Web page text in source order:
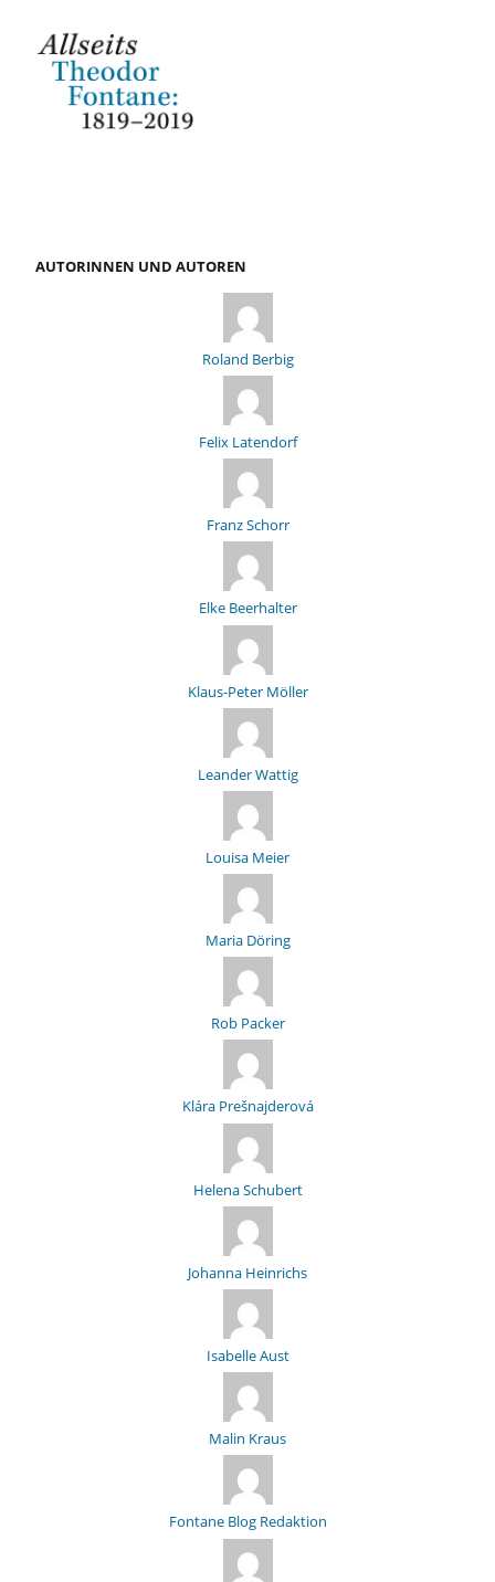
AUTORINNEN UND AUTOREN
Roland Berbig
Felix Latendorf
Franz Schorr
Elke Beerhalter
Klaus-Peter Möller
Leander Wattig
Louisa Meier
Maria Döring
Rob Packer
Klára Prešnajderová
Helena Schubert
Johanna Heinrichs
Isabelle Aust
Malin Kraus
Fontane Blog Redaktion